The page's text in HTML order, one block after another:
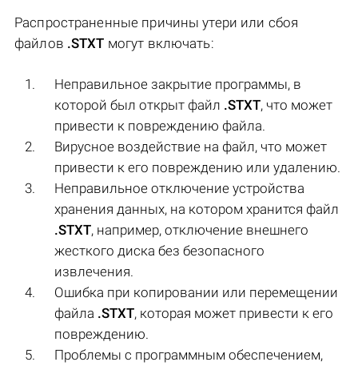
Распространенные причины утери или сбоя
файлов .STXT могут включать:
Неправильное закрытие программы, в
которой был открыт файл .STXT, что может
привести к повреждению файла.
Вирусное воздействие на файл, что может
привести к его повреждению или удалению.
Неправильное отключение устройства
хранения данных, на котором хранится файл
.STXT, например, отключение внешнего
жесткого диска без безопасного
извлечения.
Ошибка при копировании или перемещении
файла .STXT, которая может привести к его
повреждению.
Проблемы с программным обеспечением,